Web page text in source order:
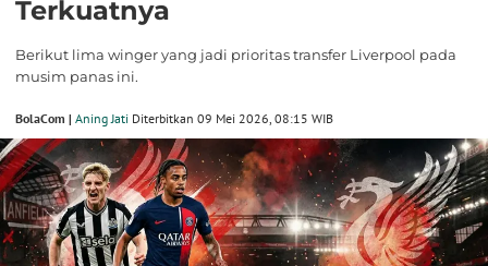
Terkuatnya
Berikut lima winger yang jadi prioritas transfer Liverpool pada
musim panas ini.
BolaCom | Aning Jati Diterbitkan 09 Mei 2026, 08:15 WIB